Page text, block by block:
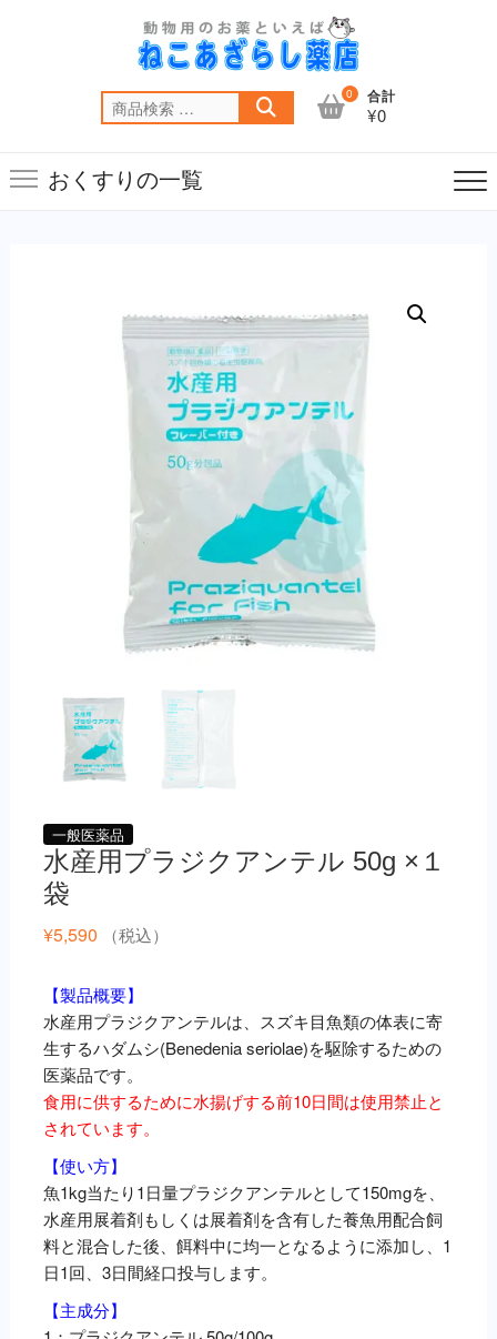
索
0 合計
¥0
おくすりの一覧
一般医薬品
水産用プラジクアンテル 50g ×１
袋
¥5,590 （税込）
【製品概要】
水産用プラジクアンテルは、スズキ目魚類の体表に寄
生するハダムシ(Benedenia seriolae)を駆除するための
医薬品です。
食用に供するために水揚げする前10日間は使用禁止と
されています。
【使い方】
魚1kg当たり1日量プラジクアンテルとして150mgを、
水産用展着剤もしくは展着剤を含有した養魚用配合飼
料と混合した後、餌料中に均一となるように添加し、1
日1回、3日間経口投与します。
【主成分】